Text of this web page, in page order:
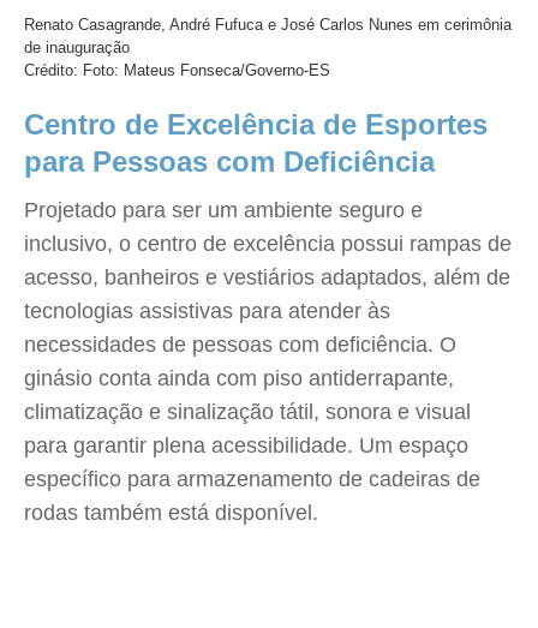
Renato Casagrande, André Fufuca e José Carlos Nunes em cerimônia
de inauguração
Crédito: Foto: Mateus Fonseca/Governo-ES
Centro de Excelência de Esportes
para Pessoas com Deficiência
Projetado para ser um ambiente seguro e
inclusivo, o centro de excelência possui rampas de
acesso, banheiros e vestiários adaptados, além de
tecnologias assistivas para atender às
necessidades de pessoas com deficiência. O
ginásio conta ainda com piso antiderrapante,
climatização e sinalização tátil, sonora e visual
para garantir plena acessibilidade. Um espaço
específico para armazenamento de cadeiras de
rodas também está disponível.